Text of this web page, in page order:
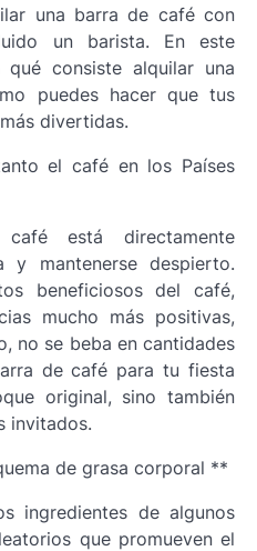
una barra de café con
un barista. En este
consiste alquilar una
puedes hacer que tus
divertidas.
el café en los Países
está directamente
y mantenerse despierto.
beneficiosos del café,
mucho más positivas,
no se beba en cantidades
de café para tu fiesta
original, sino también
invitados.
de grasa corporal **
ingredientes de algunos
que promueven el